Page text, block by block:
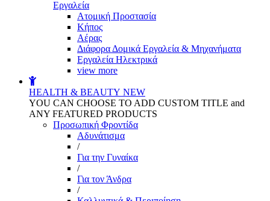
Εργαλεία
Aτομική Προστασία
Kήπος
Αέρας
Διάφορα Δομικά Εργαλεία & Μηχανήματα
Εργαλεία Ηλεκτρικά
view more
HEALTH & BEAUTY NEW
YOU CAN CHOOSE TO ADD CUSTOM TITLE and
ANY FEATURED PRODUCTS
Προσωπική Φροντίδα
Αδυνάτισμα
/
Για την Γυναίκα
/
Για τον Άνδρα
/